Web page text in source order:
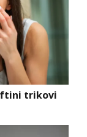
trikovi